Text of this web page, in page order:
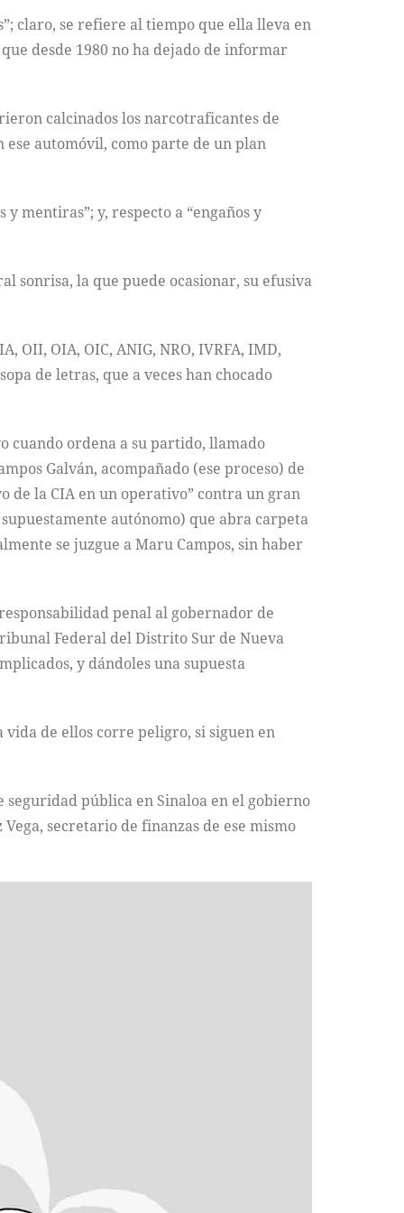
claro, se refiere al tiempo que ella lleva en
desde 1980 no ha dejado de informar
calcinados los narcotraficantes de
ese automóvil, como parte de un plan
mentiras”; y, respecto a “engaños y
sonrisa, la que puede ocasionar, su efusiva
OII, OIA, OIC, ANIG, NRO, IVRFA, IMD,
de letras, que a veces han chocado
cuando ordena a su partido, llamado
Galván, acompañado (ese proceso) de
de la CIA en un operativo” contra un gran
autónomo) que abra carpeta
se juzgue a Maru Campos, sin haber
penal al gobernador de
Federal del Distrito Sur de Nueva
y dándoles una supuesta
de ellos corre peligro, si siguen en
pública en Sinaloa en el gobierno
secretario de finanzas de ese mismo